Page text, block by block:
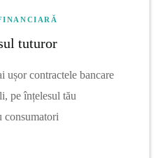
tuturor
ușor contractele bancare
pe înțelesul tău
consumatori